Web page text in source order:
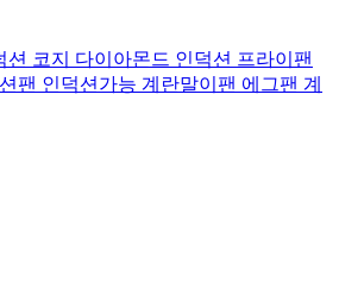
션 코지 다이아몬드 인덕션 프라이팬
팬 인덕션가능 계란말이팬 에그팬 계